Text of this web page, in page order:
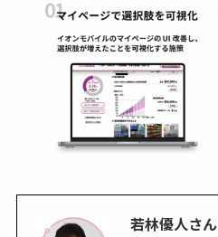
若林優人さん